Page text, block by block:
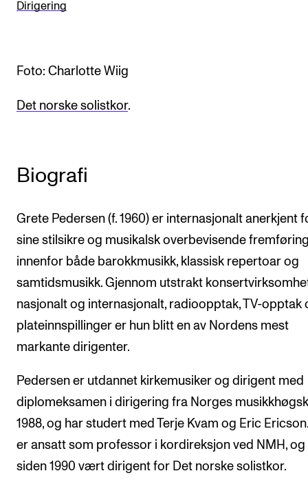
AKTUELT
Kontakt oss
For ansatte og studenter
Dirigering
Foto: Charlotte Wiig
Det norske solistkor.
Biografi
Grete Pedersen (f. 1960) er internasjonalt anerkjent
sine stilsikre og musikalsk overbevisende
innenfor både barokkmusikk, klassisk repertoar og
samtidsmusikk. Gjennom utstrakt
nasjonalt og internasjonalt, radioopptak, TV-opptak
plateinnspillinger er hun blitt en av Nordens mest
markante dirigenter.
Pedersen er utdannet kirkemusiker og dirigent med
diplomeksamen i dirigering fra Norges
1988, og har studert med Terje Kvam og Eric
er ansatt som professor i kordireksjon ved NMH, og
siden 1990 vært dirigent for Det norske solistkor.